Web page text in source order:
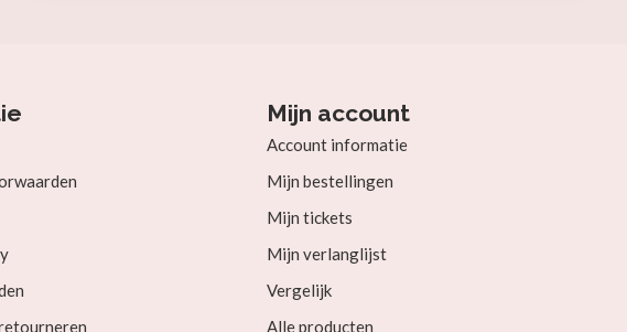
Mijn account
Account informatie
Mijn bestellingen
Mijn tickets
Mijn verlanglijst
Vergelijk
Alle producten